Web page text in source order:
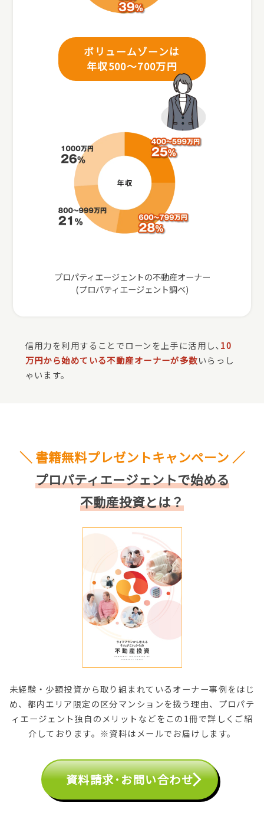
ボリュームゾーンは
年収500～700万円
プロパティエージェントの不動産オーナー
(プロパティエージェント調べ)
信用力を利用することでローンを上手に活用し､ 10
万円から始めている不動産オーナーが多数いらっし
ゃいます。
＼ 書籍無料プレゼントキャンペーン ／
プロパティエージェントで始める
不動産投資とは？
未経験・少額投資から取り組まれているオーナー事例をはじ
め、都内エリア限定の区分マンションを扱う理由、プロパテ
ィエージェント独自のメリットなどをこの1冊で詳しくご紹
介しております。※資料はメールでお届けします。
資料請求･お問い合わせ